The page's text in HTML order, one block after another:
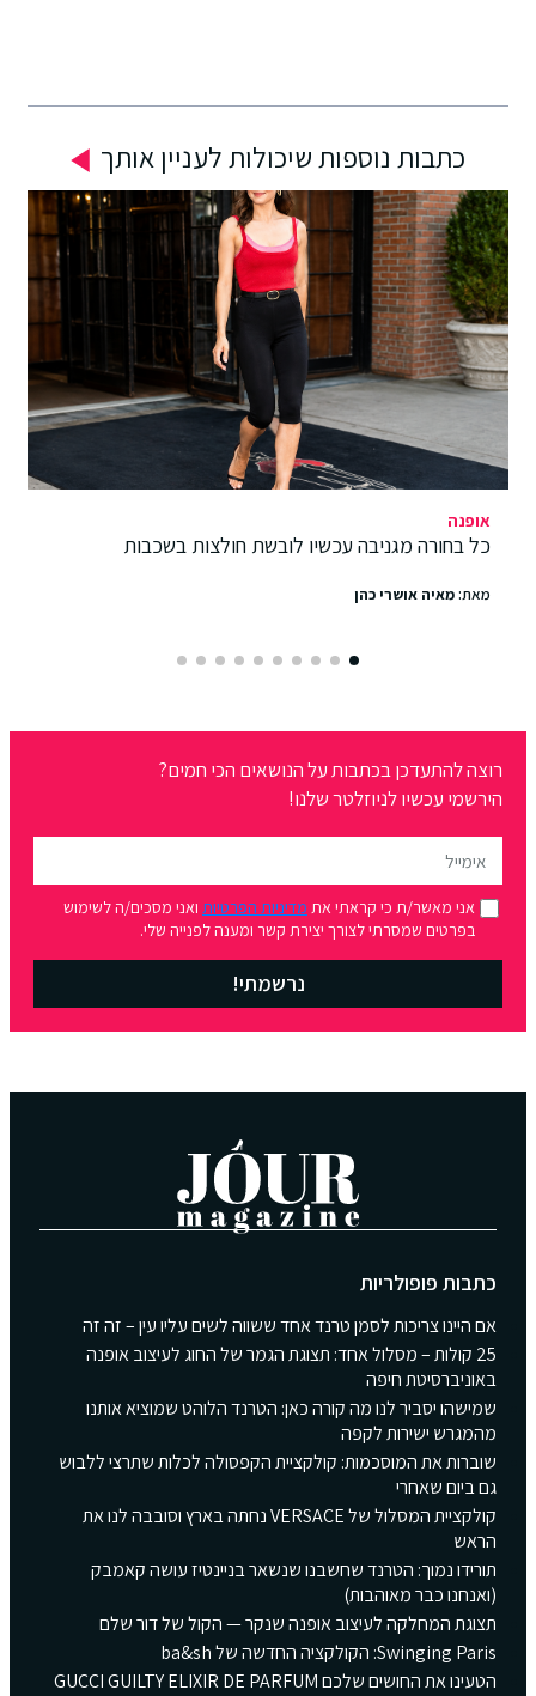
כתבות נוספות שיכולות לעניין אותך
אופנה
כל בחורה מגניבה עכשיו לובשת חולצות בשכבות
מאת:מאיה אושרי כהן
רוצה להתעדכן בכתבות על הנושאים הכי חמים?
הירשמי עכשיו לניוזלטר שלנו!
אני מאשר/ת כי קראתי אתמדיניות הפרטיותואני מסכים/ה לשימוש
בפרטים שמסרתי לצורך יצירת קשר ומענה לפנייה שלי.
נרשמתי!
כתבות פופולריות
אם היינו צריכות לסמן טרנד אחד ששווה לשים עליו עין – זה זה
25 קולות – מסלול אחד: תצוגת הגמר של החוג לעיצוב אופנה
באוניברסיטת חיפה
שמישהו יסביר לנו מה קורה כאן: הטרנד הלוהט שמוציא אותנו
מהמגרש ישירות לקפה
שוברות את המוסכמות: קולקציית הקפסולה לכלות שתרצי ללבוש
גם ביום שאחרי
קולקציית המסלול של VERSACE נחתה בארץ וסובבה לנו את
הראש
תורידו נמוך: הטרנד שחשבנו שנשאר בניינטיז עושה קאמבק
(ואנחנו כבר מאוהבות)
תצוגת המחלקה לעיצוב אופנה שנקר — הקול של דור שלם
Swinging Paris: הקולקציה החדשה של ba&sh
הטעינו את החושים שלכם GUCCI GUILTY ELIXIR DE PARFUM